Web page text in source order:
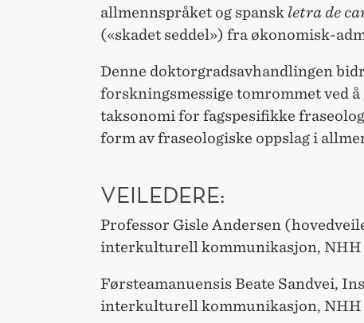
allmennspråket og spansk letra de
(«skadet seddel») fra økonomisk-
Denne doktorgradsavhandlingen
forskningsmessige tomrommet ved
taksonomi for fagspesifikke
form av fraseologiske oppslag i
VEILEDERE:
Professor Gisle Andersen
interkulturell kommunikasjon, NHH
Førsteamanuensis Beate Sandvei,
interkulturell kommunikasjon, NHH